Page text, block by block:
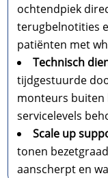
ochtendpiek
terugbelnotities
patiënten met
Technisch
tijdgestuurde
monteurs
servicelevels
Scale up
tonen
aanscherpt en